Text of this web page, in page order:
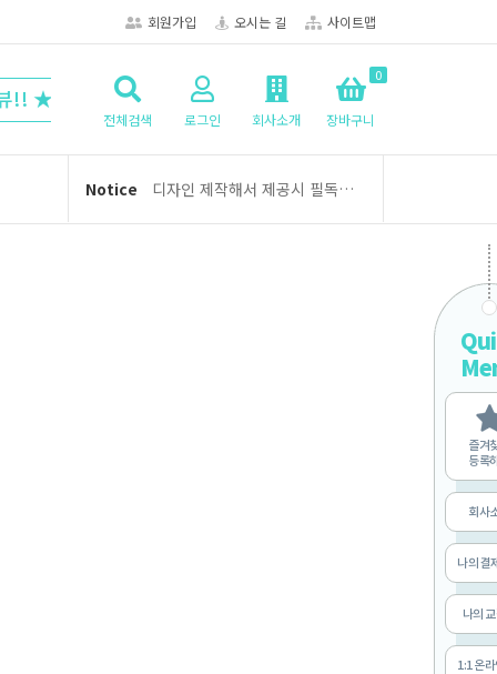
회원가입 오시는 길 사이트맵
★ 6공 다이어리/디자인/인덱스 뉴-스터디플래
전체검색 로그인 회사소개 장바구니
0
Notice
여름휴가 휴무 안내 (8/3 ~ 8/5)
디자인 제작해서 제공시 필독사항!
오케이노트 주문 및 제작 관련 안내
즐겨
등록
회사
나의 결
나의
1:1 온